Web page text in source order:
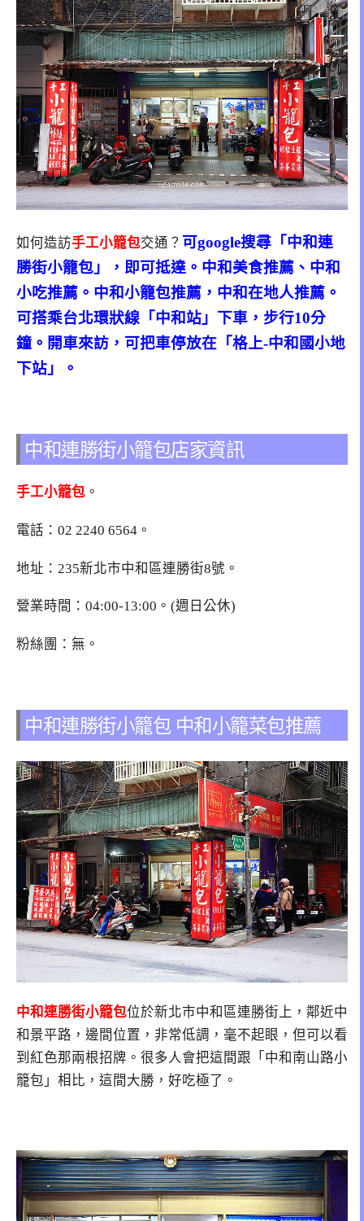
如何造訪手工小籠包交通？ 可google搜尋「中和連
勝街小籠包」，即可抵達。中和美食推薦、中和
小吃推薦。中和小籠包推薦，中和在地人推薦。
可搭乘台北環狀線「中和站」下車，步行10分
鐘。開車來訪，可把車停放在 「格上-中和國小地
下站」。
中和連勝街小籠包店家資訊
手工小籠包 。
電話：02 2240 6564。
地址：235新北市中和區連勝街8號。
營業時間：04:00-13:00。(週日公休)
粉絲團：無。
中和連勝街小籠包 中和小籠菜包推薦
中和連勝街小籠包位於新北市中和區連勝街上，鄰近中
和景平路，邊間位置，非常低調，毫不起眼，但可以看
到紅色那兩根招牌。很多人會把這間跟「中和南山路小
籠包」相比，這間大勝，好吃極了。